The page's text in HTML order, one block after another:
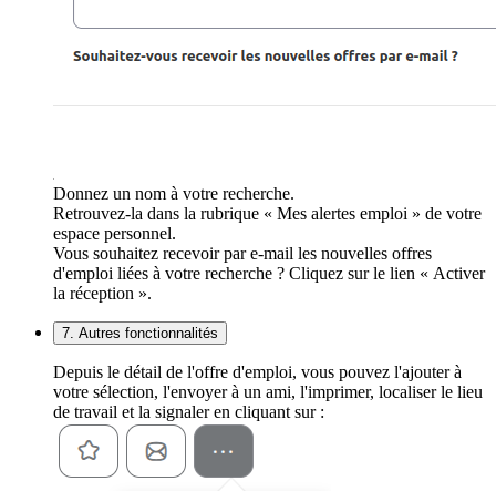
Donnez un nom à votre recherche.
Retrouvez-la dans la rubrique « Mes alertes emploi » de votre
espace personnel.
Vous souhaitez recevoir par e-mail les nouvelles offres
d'emploi liées à votre recherche ? Cliquez sur le lien « Activer
la réception ».
7. Autres fonctionnalités
Depuis le détail de l'offre d'emploi, vous pouvez l'ajouter à
votre sélection, l'envoyer à un ami, l'imprimer, localiser le lieu
de travail et la signaler en cliquant sur :